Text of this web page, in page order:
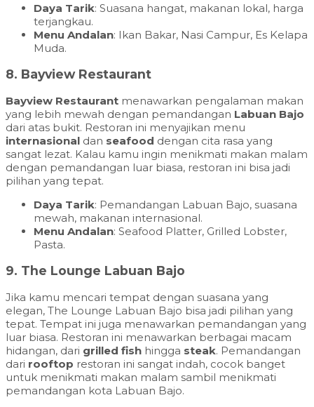
Daya Tarik: Suasana hangat, makanan lokal, harga
terjangkau.
Menu Andalan: Ikan Bakar, Nasi Campur, Es Kelapa
Muda.
8. Bayview Restaurant
Bayview Restaurant menawarkan pengalaman makan
yang lebih mewah dengan pemandangan Labuan Bajo
dari atas bukit. Restoran ini menyajikan menu
internasional dan seafood dengan cita rasa yang
sangat lezat. Kalau kamu ingin menikmati makan malam
dengan pemandangan luar biasa, restoran ini bisa jadi
pilihan yang tepat.
Daya Tarik: Pemandangan Labuan Bajo, suasana
mewah, makanan internasional.
Menu Andalan: Seafood Platter, Grilled Lobster,
Pasta.
9. The Lounge Labuan Bajo
Jika kamu mencari tempat dengan suasana yang
elegan, The Lounge Labuan Bajo bisa jadi pilihan yang
tepat. Tempat ini juga menawarkan pemandangan yang
luar biasa. Restoran ini menawarkan berbagai macam
hidangan, dari grilled fish hingga steak. Pemandangan
dari rooftop restoran ini sangat indah, cocok banget
untuk menikmati makan malam sambil menikmati
pemandangan kota Labuan Bajo.